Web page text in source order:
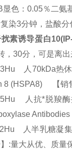
显色： 0.05％二氨
染3分钟，盐酸分
素诱导蛋白
， 30分，可是离出
人70kDa热
8 (HSPA8) 【销
人抗*脱羧酶
人半乳糖凝
:量大从优、质